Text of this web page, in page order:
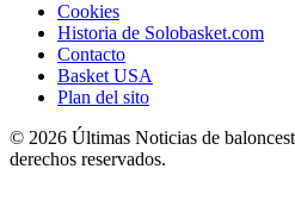
Cookies
Historia de Solobasket.com
Contacto
Basket USA
Plan del sito
© 2026 Últimas Noticias de
derechos reservados.